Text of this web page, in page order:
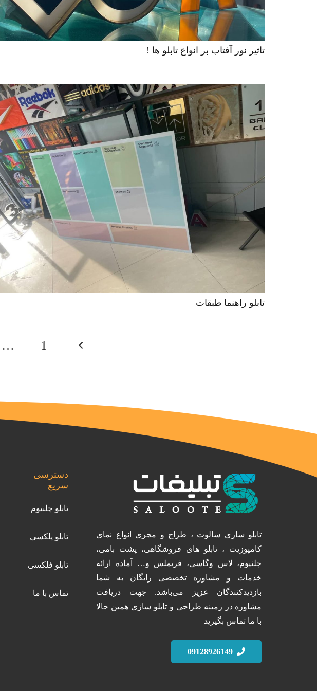
تاثیر نور آفتاب بر انواع تابلو ها !
تابلو راهنما طبقات
1
…
تابلو سازی سالوت ، طراح و مجری انواع نمای
کامپوزیت ، تابلو های فروشگاهی، پشت بامی،
چلنیوم، لاس وگاسی، فریملس و… آماده ارائه
خدمات و مشاوره تخصصی رایگان به شما
بازدیدکنندگان عزیز می‌باشد. جهت دریافت
مشاوره در زمینه طراحی و تابلو سازی همین حالا
با ما تماس بگیرید
09128926149
دسترسی
سریع
تابلو چلنیوم
تابلو پلکسی
تابلو فلکسی
تماس با ما